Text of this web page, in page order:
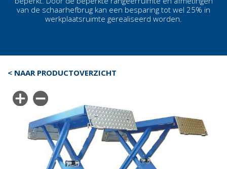
van de schaarhefbrug kan een besparing tot wel 25% in
werkplaatsruimte gerealiseerd worden.
< NAAR PRODUCTOVERZICHT